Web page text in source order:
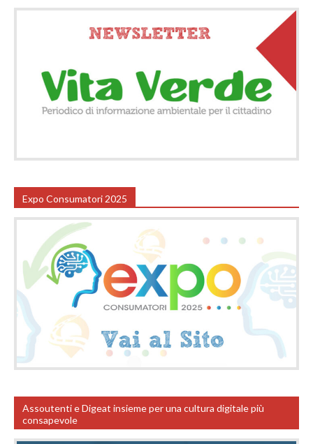
Expo Consumatori 2025
Assoutenti e Digeat insieme per una cultura digitale più
consapevole